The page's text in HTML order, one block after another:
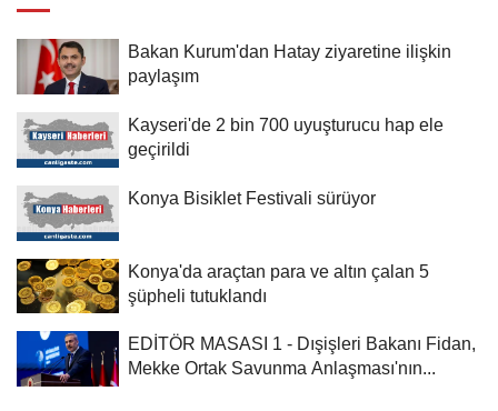
Bakan Kurum'dan Hatay ziyaretine ilişkin
paylaşım
Kayseri'de 2 bin 700 uyuşturucu hap ele
geçirildi
Konya Bisiklet Festivali sürüyor
Konya'da araçtan para ve altın çalan 5
şüpheli tutuklandı
EDİTÖR MASASI 1 - Dışişleri Bakanı Fidan,
Mekke Ortak Savunma Anlaşması'nın...